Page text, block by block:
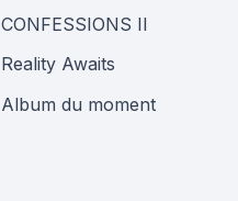
CONFESSIONS II
Reality Awaits
Album du moment